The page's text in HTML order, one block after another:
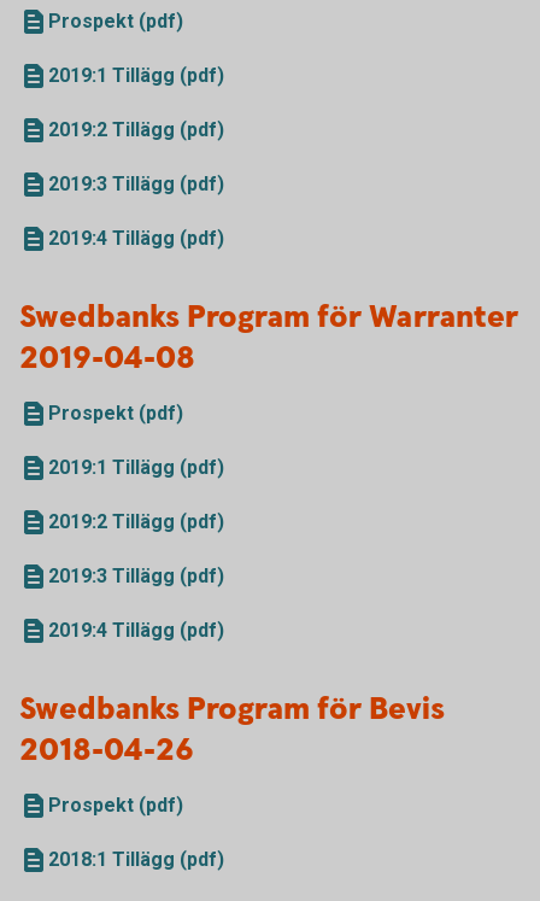
Prospekt (pdf)
2019:1 Tillägg (pdf)
2019:2 Tillägg (pdf)
2019:3 Tillägg (pdf)
2019:4 Tillägg (pdf)
Swedbanks Program för Warranter
2019-04-08
Prospekt (pdf)
2019:1 Tillägg (pdf)
2019:2 Tillägg (pdf)
2019:3 Tillägg (pdf)
2019:4 Tillägg (pdf)
Swedbanks Program för Bevis
2018-04-26
Prospekt (pdf)
2018:1 Tillägg (pdf)